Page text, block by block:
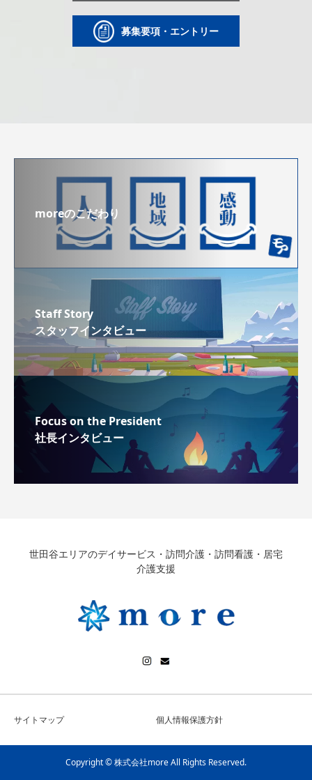
募集要項・エントリー
moreのこだわり
Staff Story
スタッフインタビュー
Focus on the President
社長インタビュー
世田谷エリアのデイサービス・訪問介護・訪問看護・居宅
介護支援
サイトマップ 個人情報保護方針
Copyright © 株式会社more All Rights Reserved.